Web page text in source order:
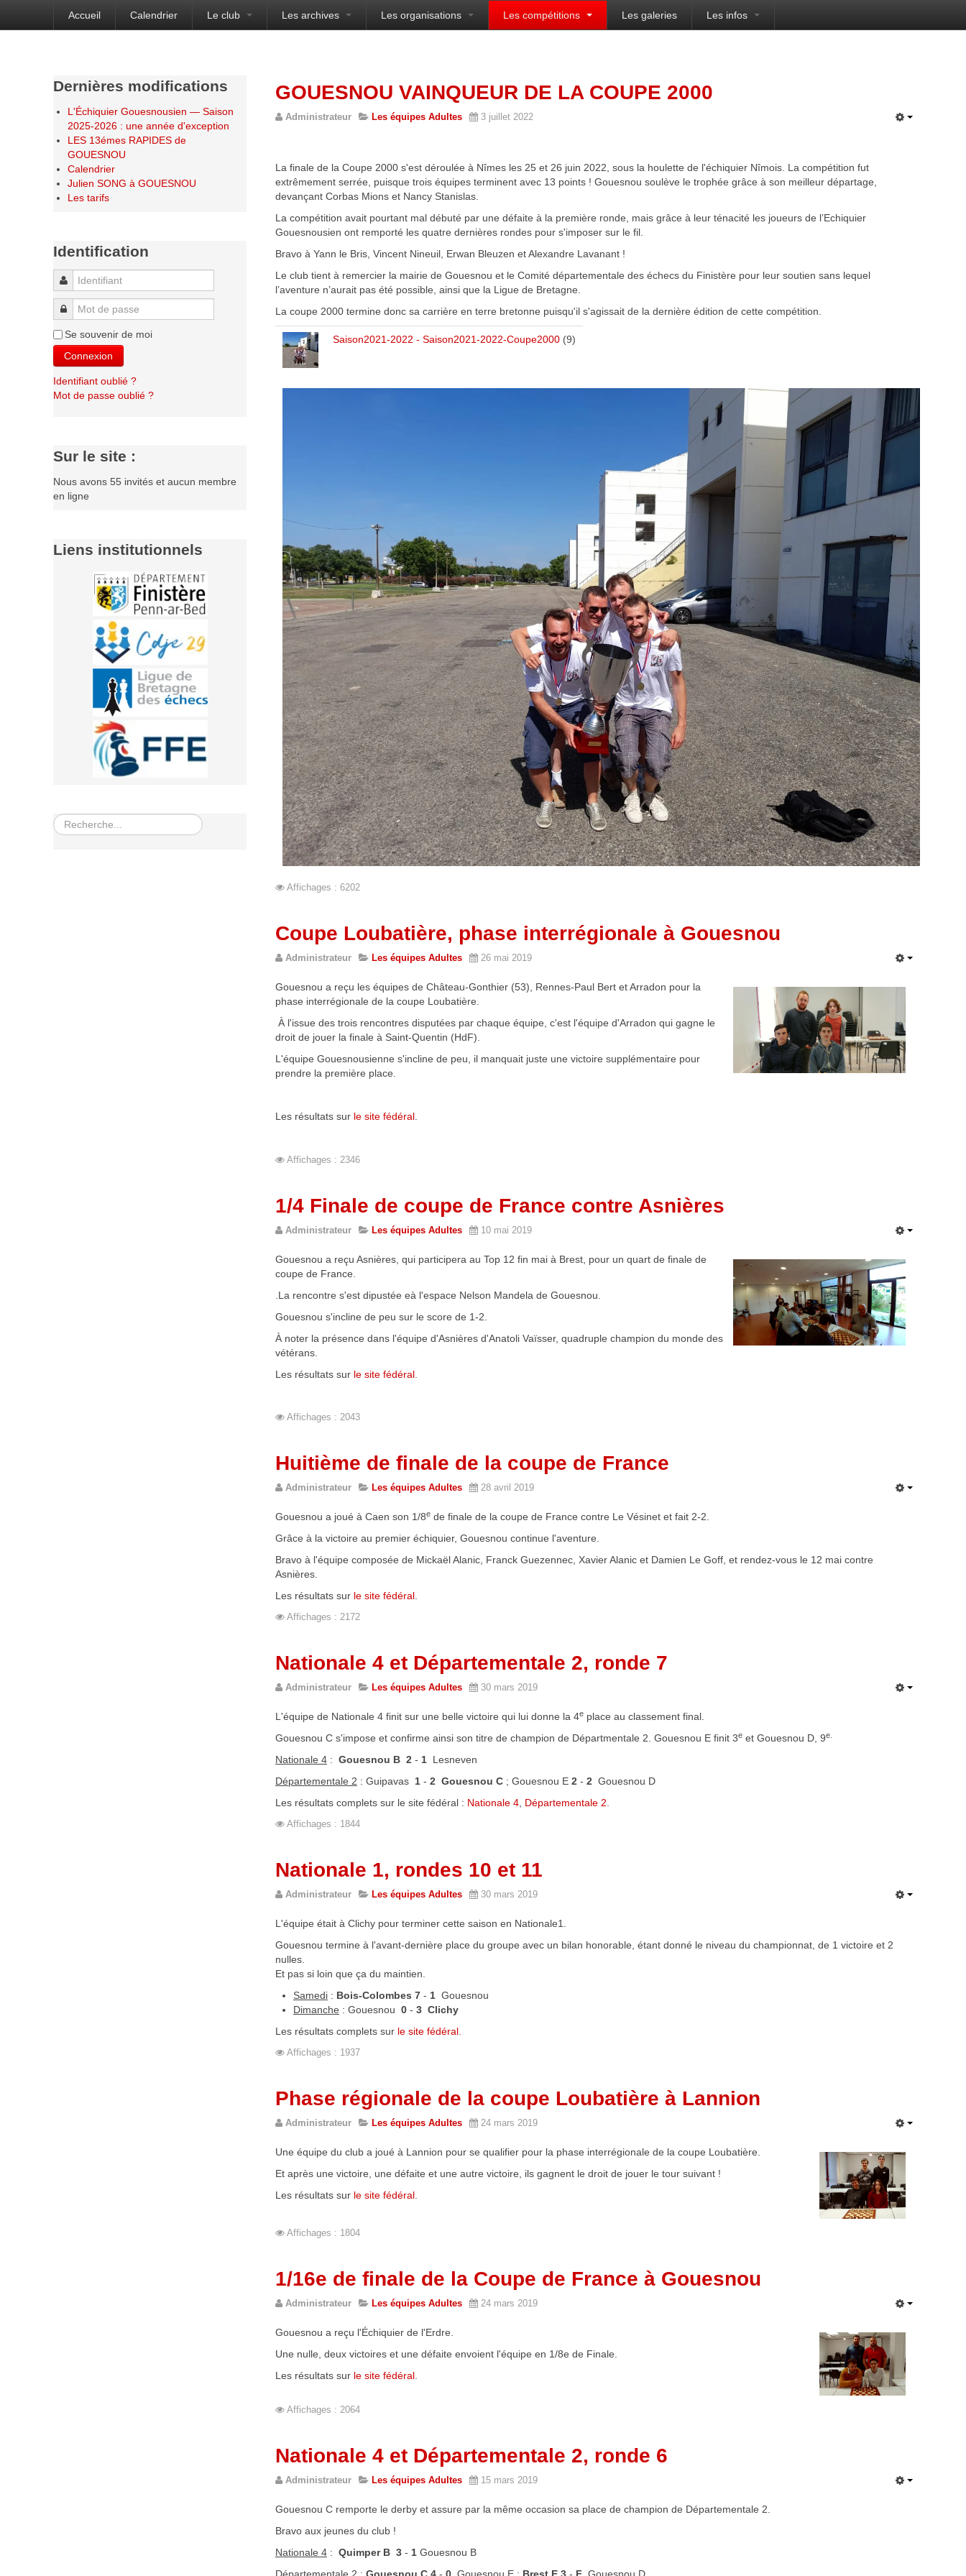
Bienvenue sur le site de l'Échiquier Gouesnousien
Accueil Calendrier Le club Les archives Les organisations Les compétitions Les galeries Les infos
GOUESNOU VAINQUEUR DE LA COUPE 2000
Administrateur Les équipes Adultes 3 juillet 2022
La finale de la Coupe 2000 s'est déroulée à Nîmes les 25 et 26 juin 2022, sous la houlette de l'échiquier Nîmois. La compétition fut
extrêmement serrée, puisque trois équipes terminent avec 13 points ! Gouesnou soulève le trophée grâce à son meilleur départage,
devançant Corbas Mions et Nancy Stanislas.
La compétition avait pourtant mal débuté par une défaite à la première ronde, mais grâce à leur ténacité les joueurs de l’Echiquier
Gouesnousien ont remporté les quatre dernières rondes pour s'imposer sur le fil.
Bravo à Yann le Bris, Vincent Nineuil, Erwan Bleuzen et Alexandre Lavanant !
Le club tient à remercier la mairie de Gouesnou et le Comité départementale des échecs du Finistère pour leur soutien sans lequel
l’aventure n’aurait pas été possible, ainsi que la Ligue de Bretagne.
La coupe 2000 termine donc sa carrière en terre bretonne puisqu'il s'agissait de la dernière édition de cette compétition.
Saison2021-2022 - Saison2021-2022-Coupe2000 (9)
Affichages : 6202
Coupe Loubatière, phase interrégionale à Gouesnou
Administrateur Les équipes Adultes 26 mai 2019
Gouesnou a reçu les équipes de Château-Gonthier (53), Rennes-Paul Bert et Arradon pour la
phase interrégionale de la coupe Loubatière.
 À l'issue des trois rencontres disputées par chaque équipe, c'est l'équipe d'Arradon qui gagne le
droit de jouer la finale à Saint-Quentin (HdF).
L'équipe Gouesnousienne s'incline de peu, il manquait juste une victoire supplémentaire pour
prendre la première place.
Les résultats sur le site fédéral.
Affichages : 2346
1/4 Finale de coupe de France contre Asnières
Administrateur Les équipes Adultes 10 mai 2019
Gouesnou a reçu Asnières, qui participera au Top 12 fin mai à Brest, pour un quart de finale de
coupe de France.
.La rencontre s'est dipustée eà l'espace Nelson Mandela de Gouesnou.
Gouesnou s'incline de peu sur le score de 1-2.
À noter la présence dans l'équipe d'Asnières d'Anatoli Vaïsser, quadruple champion du monde des
vétérans.
Les résultats sur le site fédéral.
Affichages : 2043
Huitième de finale de la coupe de France
Administrateur Les équipes Adultes 28 avril 2019
Gouesnou a joué à Caen son 1/8e de finale de la coupe de France contre Le Vésinet et fait 2-2.
Grâce à la victoire au premier échiquier, Gouesnou continue l'aventure.
Bravo à l'équipe composée de Mickaël Alanic, Franck Guezennec, Xavier Alanic et Damien Le Goff, et rendez-vous le 12 mai contre
Asnières.
Les résultats sur le site fédéral.
Affichages : 2172
Nationale 4 et Départementale 2, ronde 7
Administrateur Les équipes Adultes 30 mars 2019
L'équipe de Nationale 4 finit sur une belle victoire qui lui donne la 4e place au classement final.
Gouesnou C s'impose et confirme ainsi son titre de champion de Départmentale 2. Gouesnou E finit 3e et Gouesnou D, 9e.
Nationale 4 : Gouesnou B 2 - 1 Lesneven
Départementale 2 : Guipavas 1 - 2 Gouesnou C ; Gouesnou E 2 - 2 Gouesnou D
Les résultats complets sur le site fédéral : Nationale 4, Départementale 2.
Affichages : 1844
Nationale 1, rondes 10 et 11
Administrateur Les équipes Adultes 30 mars 2019
L'équipe était à Clichy pour terminer cette saison en Nationale1.
Gouesnou termine à l'avant-dernière place du groupe avec un bilan honorable, étant donné le niveau du championnat, de 1 victoire et 2
nulles.
Et pas si loin que ça du maintien.
Samedi : Bois-Colombes 7 - 1 Gouesnou
Dimanche : Gouesnou 0 - 3 Clichy
Les résultats complets sur le site fédéral.
Affichages : 1937
Phase régionale de la coupe Loubatière à Lannion
Administrateur Les équipes Adultes 24 mars 2019
Une équipe du club a joué à Lannion pour se qualifier pour la phase interrégionale de la coupe Loubatière.
Et après une victoire, une défaite et une autre victoire, ils gagnent le droit de jouer le tour suivant !
Les résultats sur le site fédéral.
Affichages : 1804
1/16e de finale de la Coupe de France à Gouesnou
Administrateur Les équipes Adultes 24 mars 2019
Gouesnou a reçu l'Échiquier de l'Erdre.
Une nulle, deux victoires et une défaite envoient l'équipe en 1/8e de Finale.
Les résultats sur le site fédéral
Affichages : 2064
Nationale 4 et Départementale 2, ronde 6
Administrateur Les équipes Adultes 15 mars 2019
Gouesnou C remporte le derby et assure par la même occasion sa place de champion de Départementale 2.
Bravo aux jeunes du club !
Nationale 4 : Quimper B 3 - 1 Gouesnou B
Dernières modifications
L'Échiquier Gouesnousien — Saison
2025-2026 : une année d'exception
LES 13émes RAPIDES de
GOUESNOU
Calendrier
Julien SONG à GOUESNOU
Les tarifs
Identification
Identifiant
Mot de passe
Se souvenir de moi
Connexion
Identifiant oublié ?
Mot de passe oublié ?
Sur le site :
Nous avons 55 invités et aucun membre
en ligne
Liens institutionnels
Rechercher